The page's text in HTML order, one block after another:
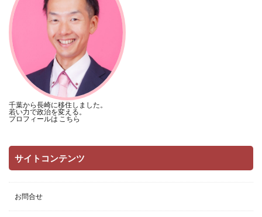
千葉から長崎に移住しました。
若い力で政治を変える。
プロフィールは こちら
サイトコンテンツ
お問合せ